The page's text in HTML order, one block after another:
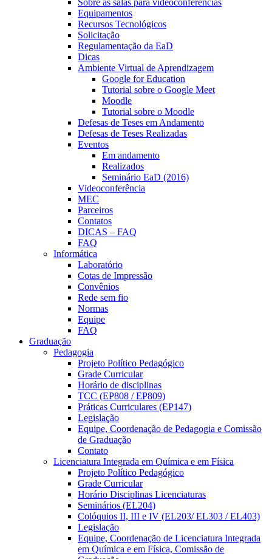
Sobre as salas para videoconferências
Equipamentos
Recursos Tecnológicos
Solicitação
Regulamentação da EaD
Dicas
Ambiente Virtual de Aprendizagem
Google for Education
Tutorial sobre o Google Meet
Moodle
Tutorial sobre o Moodle
Defesas de Teses em Andamento
Defesas de Teses Realizadas
Eventos
Em andamento
Realizados
Seminário EaD (2016)
Videoconferência
MEC
Parceiros
Contatos
DICAS – FAQ
FAQ
Informática
Laboratório
Cotas de Impressão
Convênios
Rede sem fio
Normas
Equipe
FAQ
Graduação
Pedagogia
Projeto Político Pedagógico
Grade Curricular
Horário de disciplinas
TCC (EP808 / EP809)
Práticas Curriculares (EP147)
Legislação
Equipe, Coordenação de Pedagogia e Comissão
de Graduação
Contato
Licenciatura Integrada em Química e em Física
Projeto Político Pedagógico
Grade Curricular
Horário Disciplinas Licenciaturas
Seminários (EL204)
Colóquios II, III e IV (EL203/ EL303 / EL403)
Legislação
Equipe, Coordenação de Licenciatura Integrada
em Química e em Física, Comissão de